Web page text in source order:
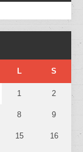
L S
1 2
8 9
15 16